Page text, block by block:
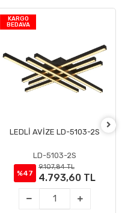
KARGO
BEDAVA
LEDLİ AVİZE LD-5103-2S
LD-5103-2S
%47
9.107,84 TL
4.793,60 TL